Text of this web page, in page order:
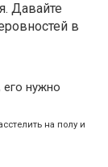
Давайте
в
на полу и